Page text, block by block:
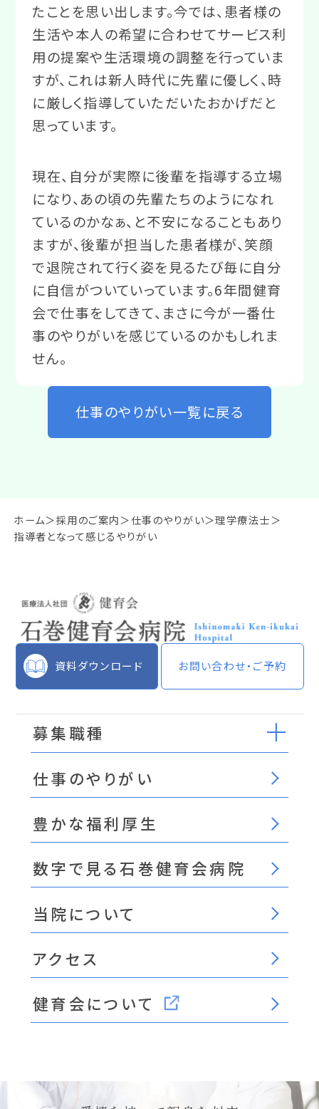
ホーム 採用のご案内 仕事のやりがい
理学療法士
指導者となって感じるやりがい
たことを思い出します。今では、患者様の
生活や本人の希望に合わせてサービス利
用の提案や生活環境の調整を行っていま
すが、これは新人時代に先輩に優しく、時
に厳しく指導していただいたおかげだと
思っています。
現在、自分が実際に後輩を指導する立場
になり、あの頃の先輩たちのようになれ
ているのかなぁ、と不安になることもあり
ますが、後輩が担当した患者様が、笑顔
で退院されて行く姿を見るたび毎に自分
に自信がついていっています。6年間健育
会で仕事をしてきて、まさに今が一番仕
事のやりがいを感じているのかもしれま
せん。
仕事のやりがい一覧に戻る
資料ダウンロード お問い合わせ・ご予約
募集職種
仕事のやりがい
豊かな福利厚生
数字で見る石巻健育会病院
当院について
アクセス
健育会について